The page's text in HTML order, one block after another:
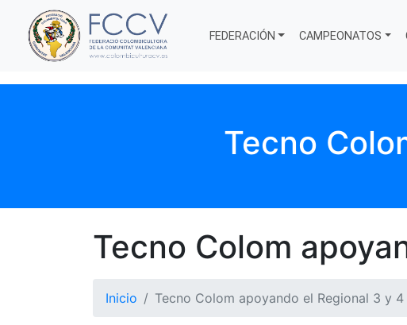
FEDERACIÓN CAMPEONATOS
Tecno
Tecno Colom
Inicio Tecno Colom apoyando el Regional 3 y 4